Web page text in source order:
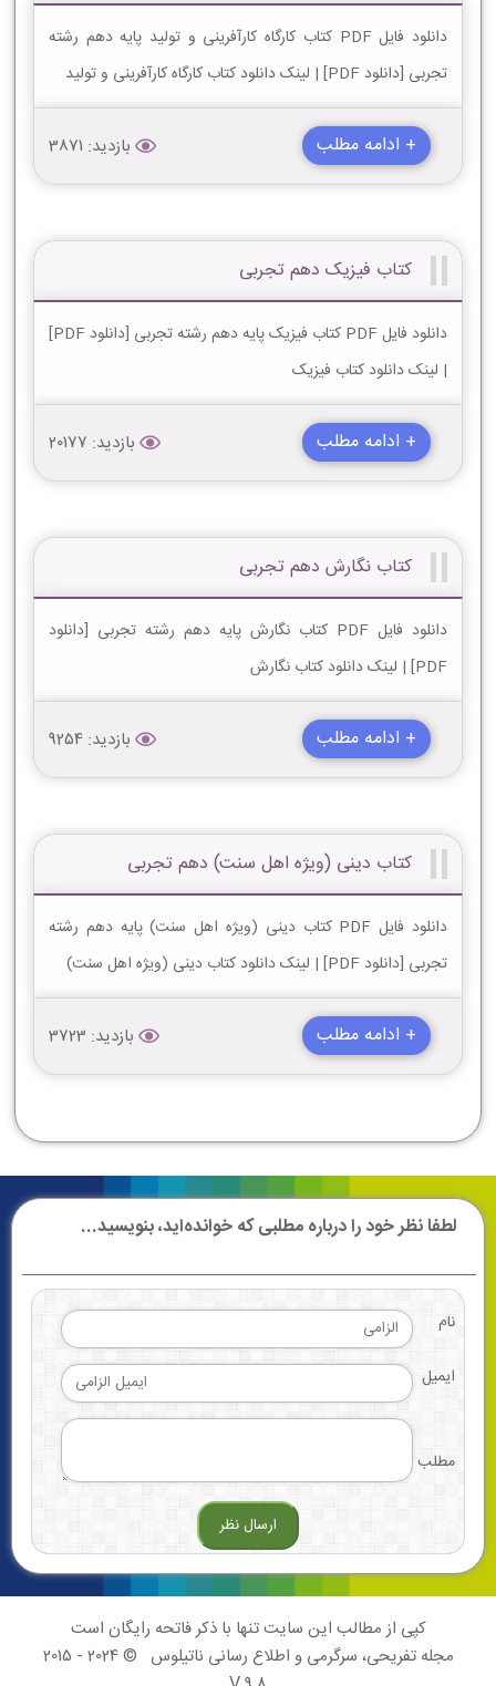
دانلود فایل PDF کتاب کارگاه کارآفرینی و تولید پایه دهم رشته
تجربی [دانلود PDF] | لینک دانلود کتاب کارگاه کارآفرینی و تولید
+ ادامه مطلب بازدید: 3871
کتاب فیزیک دهم تجربی
دانلود فایل PDF کتاب فیزیک پایه دهم رشته تجربی [دانلود PDF]
| لینک دانلود کتاب فیزیک
+ ادامه مطلب بازدید: 20177
کتاب نگارش دهم تجربی
دانلود فایل PDF کتاب نگارش پایه دهم رشته تجربی [دانلود
PDF] | لینک دانلود کتاب نگارش
+ ادامه مطلب بازدید: 9254
کتاب دینی (ویژه اهل سنت) دهم تجربی
دانلود فایل PDF کتاب دینی (ویژه اهل سنت) پایه دهم رشته
تجربی [دانلود PDF] | لینک دانلود کتاب دینی (ویژه اهل سنت)
+ ادامه مطلب بازدید: 3723
لطفا نظر خود را درباره مطلبی که خوانده‌اید، بنویسید...
نام
ایمیل
مطلب
کپی از مطالب این سایت تنها با ذکر فاتحه رایگان است
مجله تفریحی، سرگرمی و اطلاع رسانی ناتیلوس © 2024 - 2015